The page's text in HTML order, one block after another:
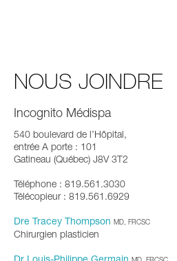
NOUS JOINDRE
Incognito Médispa
540 boulevard de l’Hôpital,
entrée A porte : 101
Gatineau (Québec) J8V 3T2
Téléphone : 819.561.3030
Télécopieur : 819.561.6929
Dre Tracey Thompson MD, FRCSC
Chirurgien plasticien